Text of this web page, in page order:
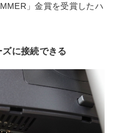
」金賞を受賞したハ
に接続できる